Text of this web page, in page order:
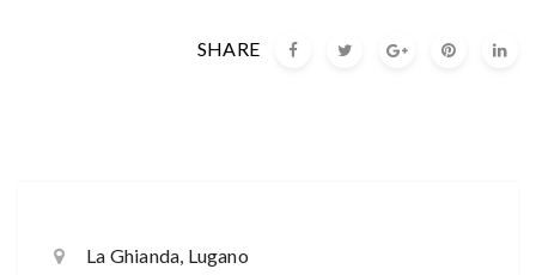
SHARE
La Ghianda, Lugano